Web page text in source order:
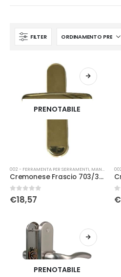
FILTER
PRENOTABILE
002 - FERRAMENTA PER SERRAMENTI, MANIGLIERIA
Cremonese Frascio 703/30 c/bu pvd
0Su 5
€18,57 0
€
PRENOTABILE